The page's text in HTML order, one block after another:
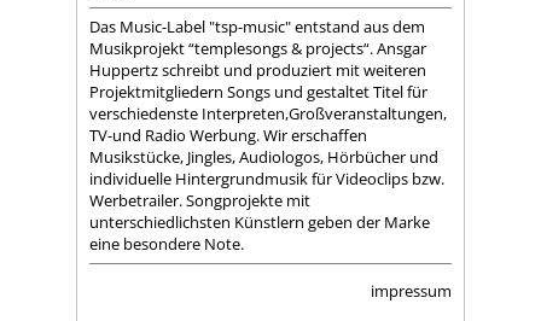
Das Music-Label "tsp-music" entstand aus dem
Musikprojekt “templesongs & projects“. Ansgar
Huppertz schreibt und produziert mit weiteren
Projektmitgliedern Songs und gestaltet Titel für
verschiedenste Interpreten,Großveranstaltungen,
TV-und Radio Werbung. Wir erschaffen
Musikstücke, Jingles, Audiologos, Hörbücher und
individuelle Hintergrundmusik für Videoclips bzw.
Werbetrailer. Songprojekte mit
unterschiedlichsten Künstlern geben der Marke
eine besondere Note.
impressum